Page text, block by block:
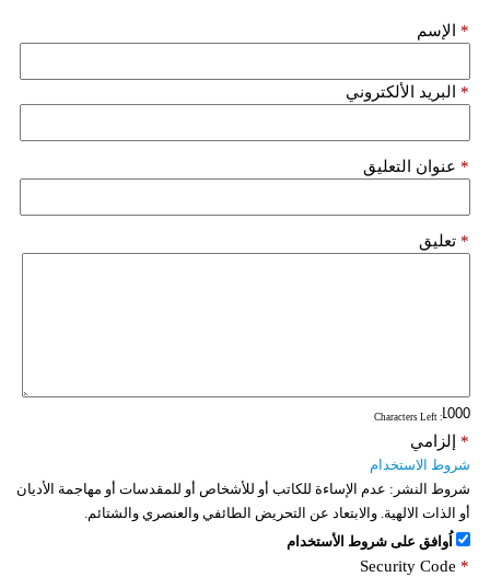
الإسم *
البريد الألكتروني *
عنوان التعليق *
تعليق *
: Characters Left
إلزامي *
شروط الاستخدام
شروط النشر: عدم الإساءة للكاتب أو للأشخاص أو للمقدسات أو مهاجمة الأديان
أو الذات الالهية. والابتعاد عن التحريض الطائفي والعنصري والشتائم.
اُوافق على شروط الأستخدام
Security Code *